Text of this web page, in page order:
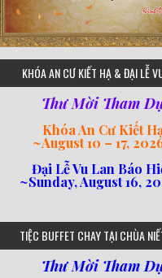
75
80
78
77
82
92
93
94
95
98
641
182
101
loipha2
loipha4
loipha1
loipha5
loipha7
loipha8
loipha10
loipha9
loi-phat-day
loipha15
loipha13
KHÓA AN CƯ KIẾT HẠ & ĐẠI LỄ
Thư Mời Tham
Khóa An Cư Kiết
~August 10 – 17,
Đại Lễ Vu Lan Báo
~Sunday, August 16,
TIỆC BUFFET CHAY TẠI CHÙA
Thư Mời Tham